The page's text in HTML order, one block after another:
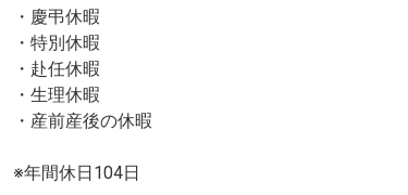
・慶弔休暇
・特別休暇
・赴任休暇
・生理休暇
・産前産後の休暇
※年間休日104日